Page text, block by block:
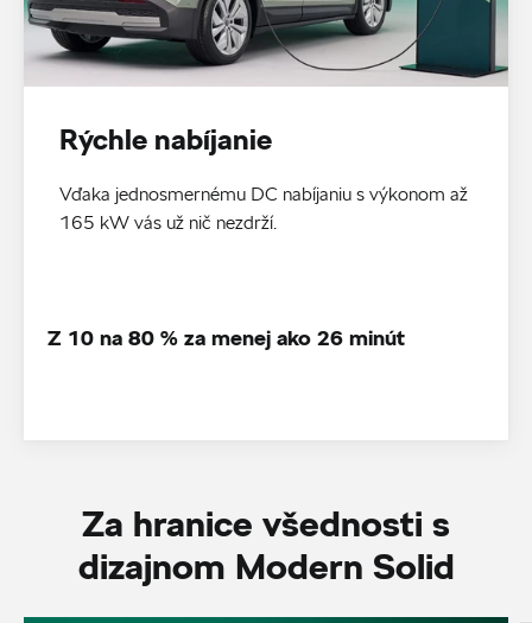
Rýchle nabíjanie
Vďaka jednosmernému DC nabíjaniu s výkonom až
165 kW vás už nič nezdrží.
Z 10 na 80 % za menej ako 26 minút
Za hranice všednosti s
dizajnom Modern Solid